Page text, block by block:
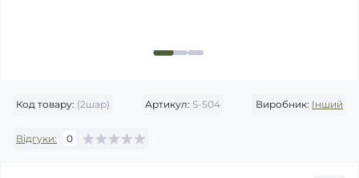
Код товару: (2шар) Артикул: S-504 Виробник: Інший
Відгуки: 0